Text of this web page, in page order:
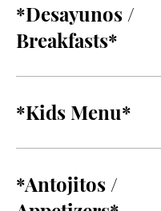
*Desayunos /
Breakfasts*
*Kids Menu*
*Antojitos /